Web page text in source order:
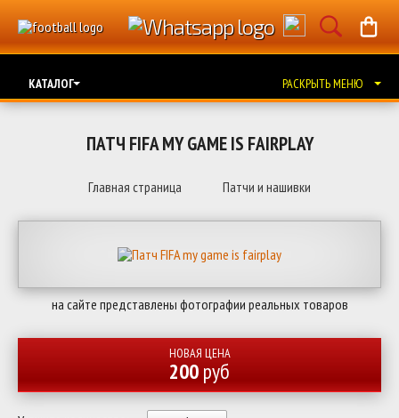
КАТАЛОГ РАСКРЫТЬ МЕНЮ
ПАТЧ FIFA MY GAME IS FAIRPLAY
Главная страница Патчи и нашивки
на сайте представлены фотографии реальных товаров
НОВАЯ ЦЕНА
200руб